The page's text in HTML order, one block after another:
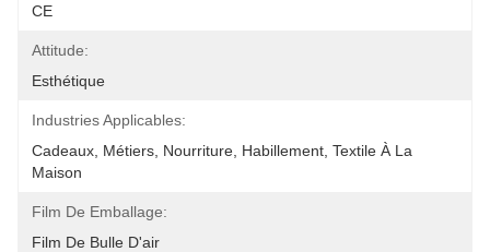
CE
Attitude:
Esthétique
Industries Applicables:
Cadeaux, Métiers, Nourriture, Habillement, Textile À La
Maison
Film De Emballage:
Film De Bulle D'air